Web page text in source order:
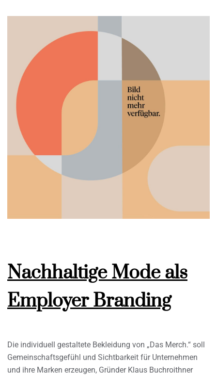
Nachhaltige Mode als
Employer Branding
Die individuell gestaltete Bekleidung von „Das Merch.“ soll
Gemeinschaftsgefühl und Sichtbarkeit für Unternehmen
und ihre Marken erzeugen, Gründer Klaus Buchroithner